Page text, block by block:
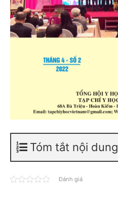
Tóm tắt nội dung
Đánh giá